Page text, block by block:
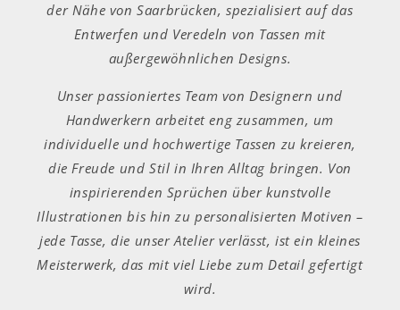
der Nähe von Saarbrücken, spezialisiert auf das
Entwerfen und Veredeln von Tassen mit
außergewöhnlichen Designs.
Unser passioniertes Team von Designern und
Handwerkern arbeitet eng zusammen, um
individuelle und hochwertige Tassen zu kreieren,
die Freude und Stil in Ihren Alltag bringen. Von
inspirierenden Sprüchen über kunstvolle
Illustrationen bis hin zu personalisierten Motiven –
jede Tasse, die unser Atelier verlässt, ist ein kleines
Meisterwerk, das mit viel Liebe zum Detail gefertigt
wird.